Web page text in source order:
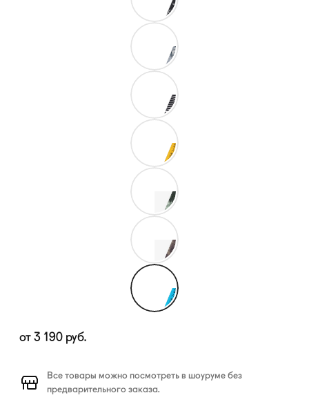
от 3 190 руб.
Все товары можно посмотреть в шоуруме без
предварительного заказа.